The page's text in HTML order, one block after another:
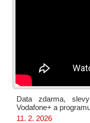
Data zdarma,
Vodafone+ a
11. 2. 2026